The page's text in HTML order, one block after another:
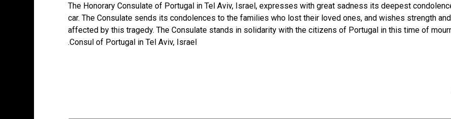
The Honorary Consulate of Portugal in Tel Aviv, Israel, expresses with great sadness its deepest
car. The Consulate sends its condolences to the families who lost their loved ones, and wishes strength
affected by this tragedy. The Consulate stands in solidarity with the citizens of Portugal in this time of
Consul of Portugal in Tel Aviv, Israel.